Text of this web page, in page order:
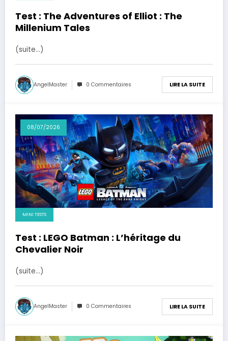
Test : The Adventures of Elliot : The
Millenium Tales
(suite…)
AngelMaster 0 Commentaires LIRE LA SUITE
08/07/2026
MINI TESTS
Test : LEGO Batman : L’héritage du
Chevalier Noir
(suite…)
AngelMaster 0 Commentaires LIRE LA SUITE